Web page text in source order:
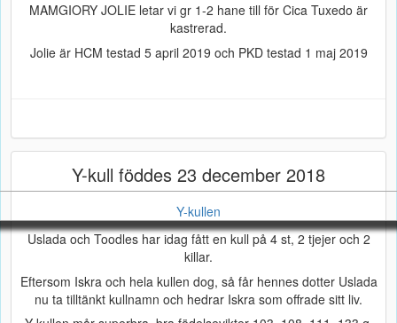
MAMGIORY JOLIE letar vi gr 1-2 hane till för Cica Tuxedo är
kastrerad.
Jolie är HCM testad 5 april 2019 och PKD testad 1 maj 2019
Y-kull föddes 23 december 2018
Y-kullen
Uslada och Toodles har idag fått en kull på 4 st, 2 tjejer och 2
killar.
Eftersom Iskra och hela kullen dog, så får hennes dotter Uslada
nu ta tilltänkt kullnamn och hedrar Iskra som offrade sitt liv.